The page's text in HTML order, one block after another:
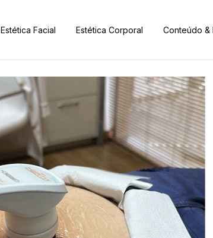
Estética Facial Estética Corporal Conteúdo &